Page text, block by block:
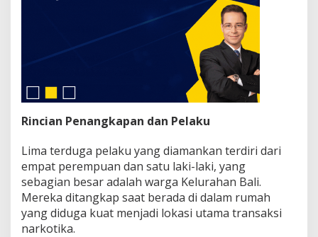
Rincian Penangkapan dan Pelaku
Lima terduga pelaku yang diamankan terdiri dari
empat perempuan dan satu laki-laki, yang
sebagian besar adalah warga Kelurahan Bali.
Mereka ditangkap saat berada di dalam rumah
yang diduga kuat menjadi lokasi utama transaksi
narkotika.